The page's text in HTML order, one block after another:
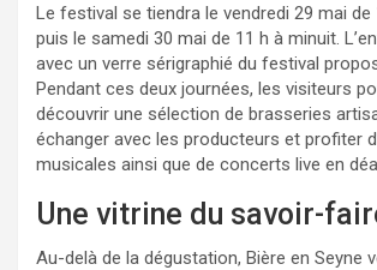
Le festival se tiendra le vendredi 29 mai de
puis le samedi 30 mai de 11 h à minuit.
avec un verre sérigraphié du festival
Pendant ces deux journées, les visiteurs
découvrir une sélection de brasseries
échanger avec les producteurs et profiter
musicales ainsi que de concerts live en
Une vitrine du savoir-
Au-delà de la dégustation, Bière en Seyne